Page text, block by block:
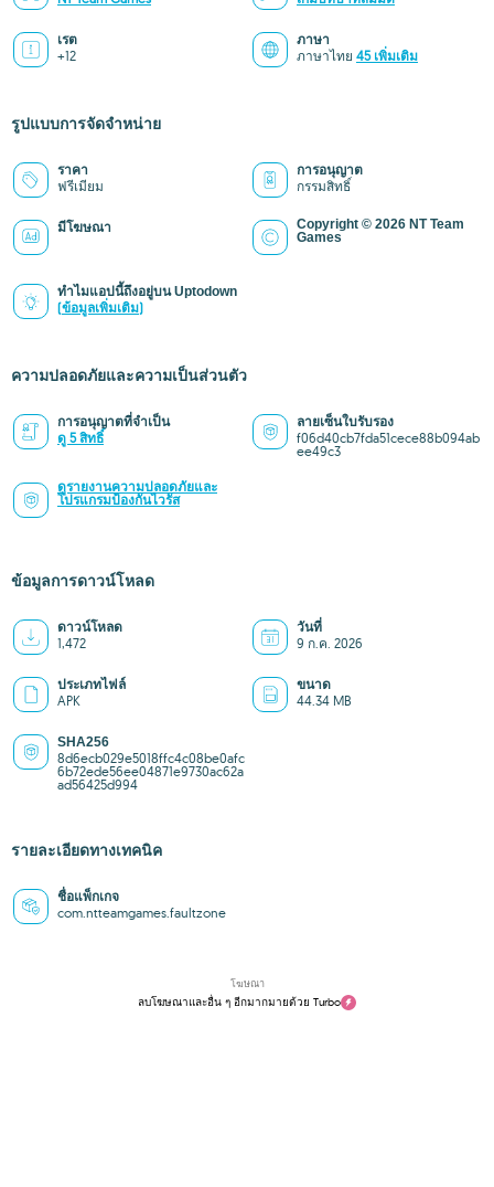
เรต
+12
ภาษา
ภาษาไทย 45 เพิ่มเติม
รูปแบบการจัดจำหน่าย
ราคา
ฟรีเมียม
การอนุญาต
กรรมสิทธิ์
มีโฆษณา
Copyright © 2026 NT Team
Games
ทำไมแอปนี้ถึงอยู่บน Uptodown
(ข้อมูลเพิ่มเติม)
ความปลอดภัยและความเป็นส่วนตัว
การอนุญาตที่จำเป็น
ดู 5 สิทธิ์
ลายเซ็นใบรับรอง
f06d40cb7fda51cece88b094ab
ee49c3
ดูรายงานความปลอดภัยและ
โปรแกรมป้องกันไวรัส
ข้อมูลการดาวน์โหลด
ดาวน์โหลด
1,472
วันที่
9 ก.ค. 2026
ประเภทไฟล์
APK
ขนาด
44.34 MB
SHA256
8d6ecb029e5018ffc4c08be0afc
6b72ede56ee04871e9730ac62a
ad56425d994
รายละเอียดทางเทคนิค
ชื่อแพ็กเกจ
com.ntteamgames.faultzone
โฆษณา
ลบโฆษณาและอื่น ๆ อีกมากมายด้วย Turbo